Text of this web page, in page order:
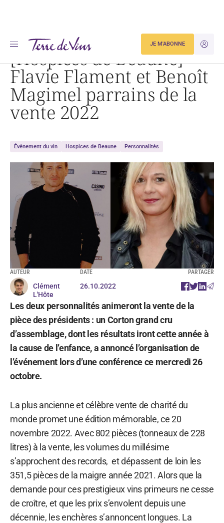
JE
JE M'ABONNE
Accueil [Hospices de Beaune] Flavie Flament et Benoît Magimel parrains de la vente 2022
[Hospices de Beaune]
Flavie Flament et Benoît
Magimel parrains de la
vente 2022
Événement du vin Hospices de Beaune Personnalités
AUTEUR
Clément
L'Hôte
DATE
26.10.2022
PARTAGER
Les deux personnalités animeront la vente de la
pièce des présidents : un Corton grand cru
d’assemblage, dont les résultats iront cette année à
la cause de l’enfance, a annoncé l’organisation de
l’événement lors d’une conférence ce mercredi 26
octobre.
La plus ancienne et célèbre vente de charité du
monde promet une édition mémorable, ce 20
novembre 2022. Avec 802 pièces (tonneaux de 228
litres) à la vente, les volumes du millésime
s’approchent des records, et dépassent de loin les
351,5 pièces de la maigre année 2021. Alors que la
demande pour ces prestigieux vins primeurs ne cesse
de croître, et que les prix s’envolent depuis une
décennie, les enchères s’annoncent longues. La